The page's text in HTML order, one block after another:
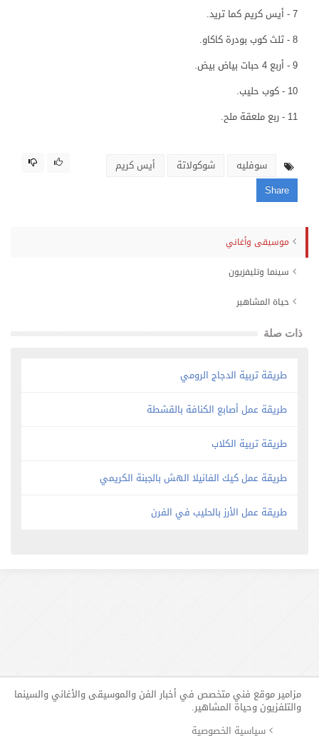
7 - أيس كريم كما تريد.
8 - ثلث كوب بودرة كاكاو.
9 - أربع 4 حبات بياض بيض.
10 - كوب حليب.
11 - ربع ملعقة ملح.
سوفليه شوكولاتة
أيس كريم
Share
موسيقى وأغاني
سينما وتليفزيون
حياة المشاهير
ذات صلة
طريقة تربية الدجاج الرومي
طريقة عمل أصابع الكنافة بالقشطة
طريقة تربية الكلاب
طريقة عمل كيك الفانيلا الهش بالجبنة الكريمي
طريقة عمل الأرز بالحليب في الفرن
مزامير موقع فني متخصص في أخبار الفن والموسيقى والأغاني والسينما
والتلفزيون وحياة المشاهير.
سياسية الخصوصية